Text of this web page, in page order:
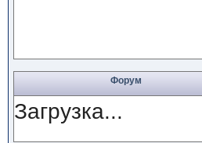
Форум
Загрузка...